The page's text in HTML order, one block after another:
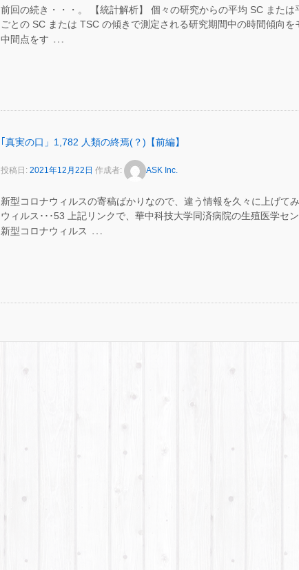
前回の続き・・・。 【統計解析】 個々の研究からの平均 SC また
ごとの SC または TSC の傾きで測定される研究期間中の時間傾向
中間点をす …
｢真実の口」1,782 人類の終焉(？)【前編】
投稿日: 2021年12月22日 作成者: ASK Inc.
新型コロナウィルスの寄稿ばかりなので、違う情報を久々に上げて
ウィルス･･･53 上記リンクで、華中科技大学同済病院の生殖医学セ
新型コロナウィルス …